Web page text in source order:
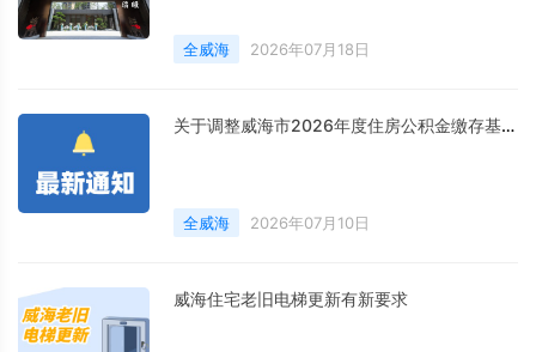
全威海 2026年07月18日
关于调整威海市2026年度住房公积金缴存基数和比例的通知
全威海 2026年07月10日
威海住宅老旧电梯更新有新要求